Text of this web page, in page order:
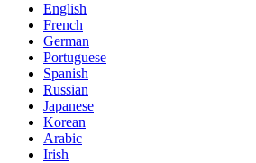
English
French
German
Portuguese
Spanish
Russian
Japanese
Korean
Arabic
Irish